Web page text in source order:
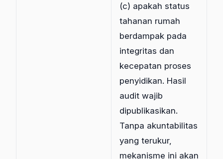
(c) apakah status
tahanan rumah
berdampak pada
integritas dan
kecepatan proses
penyidikan. Hasil
audit wajib
dipublikasikan.
Tanpa akuntabilitas
yang terukur,
mekanisme ini akan